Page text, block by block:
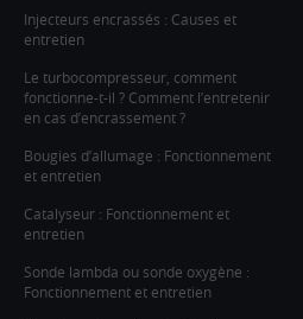
Injecteurs encrassés : Causes et
entretien
Le turbocompresseur, comment
fonctionne-t-il ? Comment l’entretenir
en cas d’encrassement ?
Bougies d’allumage : Fonctionnement
et entretien
Catalyseur : Fonctionnement et
entretien
Sonde lambda ou sonde oxygène :
Fonctionnement et entretien